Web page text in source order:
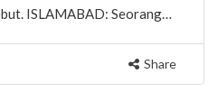
ISLAMABAD: Seorang…
Share